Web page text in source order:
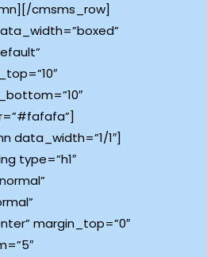
cmsms_row]
data_width=”1/1″]
type=”h1″
margin_top=”0″